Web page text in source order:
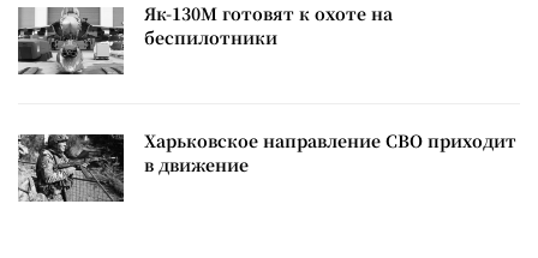
Як-130М готовят к охоте на
беспилотники
Харьковское направление СВО приходит
в движение